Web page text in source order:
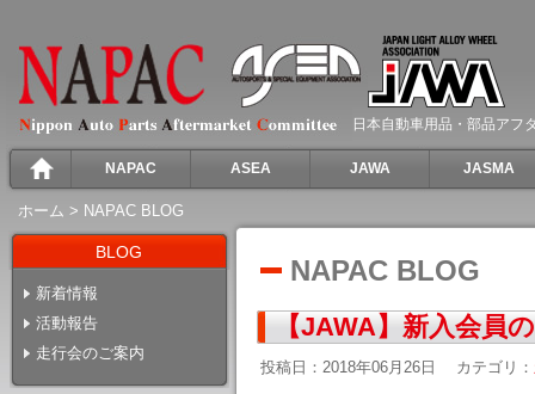
日本自動車用品・部品アフ
NAPAC ASEA JAWA JASMA
ホーム > NAPAC BLOG
BLOG
新着情報
活動報告
走行会のご案内
NAPAC BLOG
【JAWA】新入会員
投稿日：2018年06月26日 カテゴリ：